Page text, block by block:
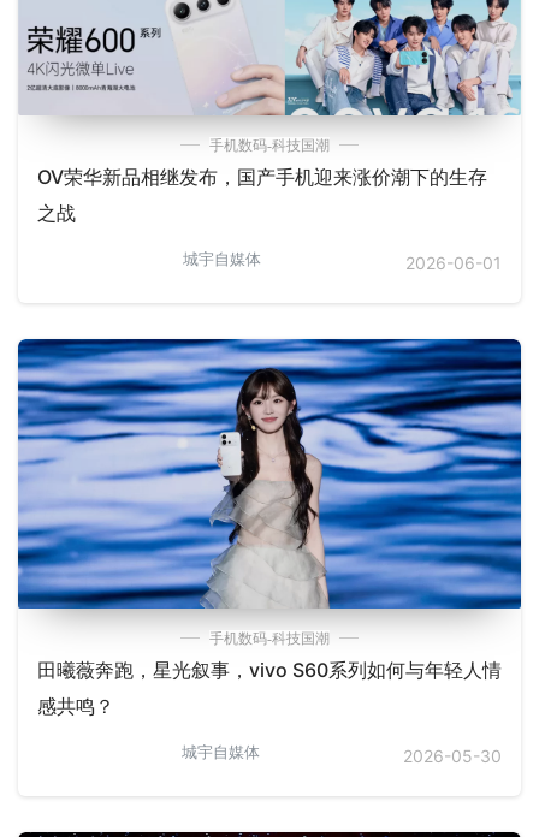
手机数码-科技国潮
OV荣华新品相继发布，国产手机迎来涨价潮下的生存
之战
城宇自媒体 2026-06-01
手机数码-科技国潮
田曦薇奔跑，星光叙事，vivo S60系列如何与年轻人情
感共鸣？
城宇自媒体 2026-05-30